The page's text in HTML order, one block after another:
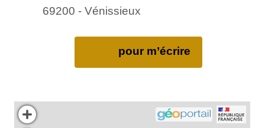
69200 - Vénissieux
pour m’écrire